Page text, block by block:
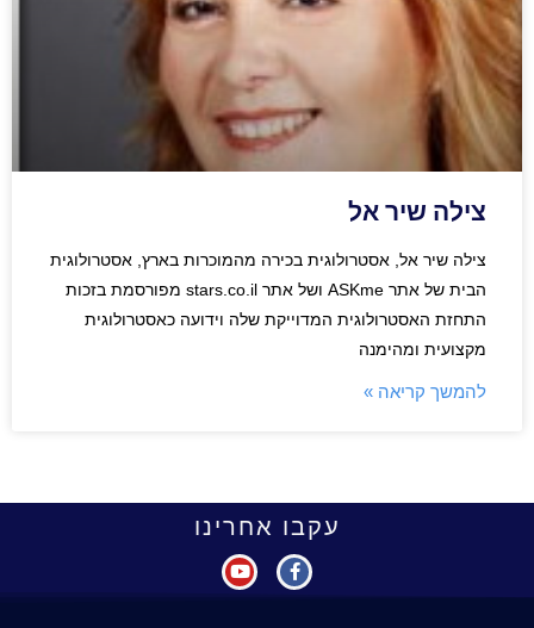
צילה שיר אל
צילה שיר אל, אסטרולוגית בכירה מהמוכרות בארץ, אסטרולוגית
הבית של אתר ASKme ושל אתר stars.co.il מפורסמת בזכות
התחזת האסטרולוגית המדוייקת שלה וידועה כאסטרולוגית
מקצועית ומהימנה
להמשך קריאה »
עקבו אחרינו